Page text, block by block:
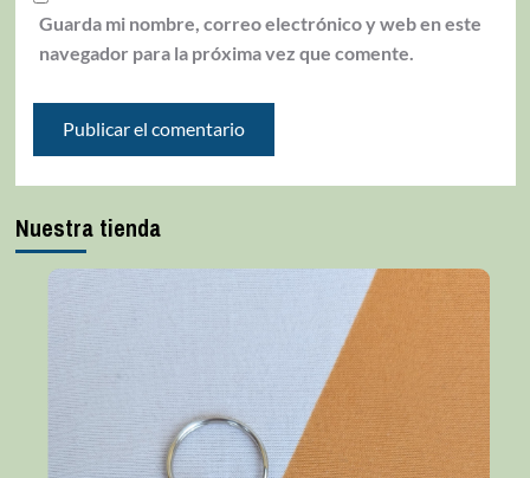
Guarda mi nombre, correo electrónico y web en este
navegador para la próxima vez que comente.
Nuestra tienda